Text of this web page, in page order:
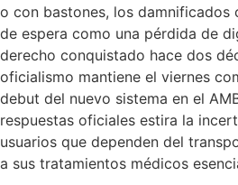
o con bastones, los damnificados
de espera como una pérdida de
derecho conquistado hace dos
oficialismo mantiene el viernes
debut del nuevo sistema en el
respuestas oficiales estira la
usuarios que dependen del
a sus tratamientos médicos